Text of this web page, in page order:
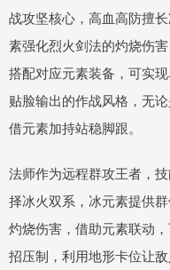
战攻坚核心，高血高防擅
素强化烈火剑法的灼烧伤
搭配对应元素装备，可实
贴脸输出的作战风格，无
借元素加持站稳脚跟。
法师作为远程群攻王者，
择冰火双系，冰元素提供
灼烧伤害，借助元素联动
招压制，利用地形卡位让